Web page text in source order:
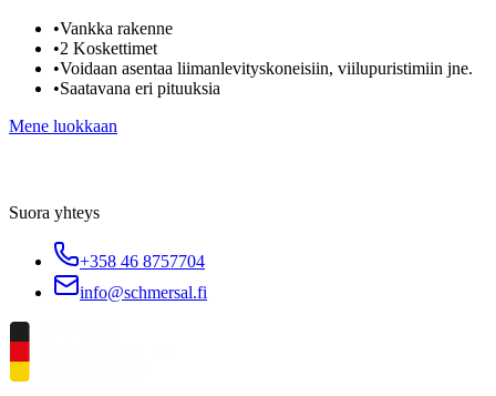
•Vankka rakenne
•2 Koskettimet
•Voidaan asentaa liimanlevityskoneisiin, viilupuristimiin jne.
•Saatavana eri pituuksia
Mene luokkaan
Suora yhteys
+358 46 8757704
info@schmersal.fi